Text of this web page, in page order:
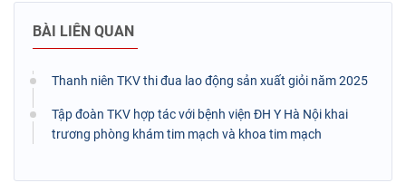
BÀI LIÊN QUAN
Thanh niên TKV thi đua lao động sản xuất giỏi năm 2025
Tập đoàn TKV hợp tác với bệnh viện ĐH Y Hà Nội khai
trương phòng khám tim mạch và khoa tim mạch